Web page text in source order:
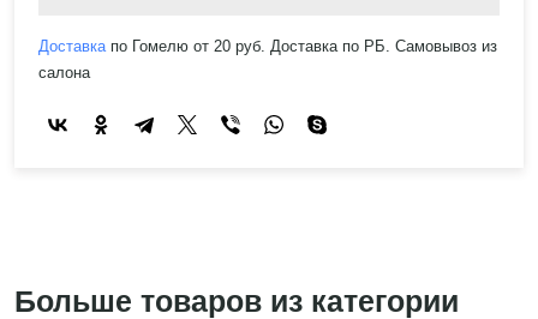
Доставкапо Гомелю от 20 руб. Доставка по РБ. Самовывоз из
салона
Больше товаров из категории